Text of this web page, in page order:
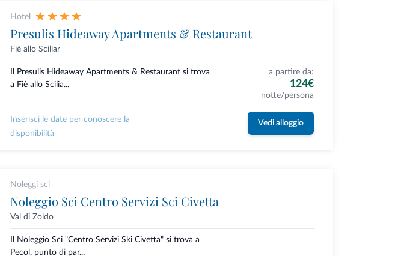
Hotel
Presulis Hideaway Apartments & Restaurant
Fiè allo Sciliar
Il Presulis Hideaway Apartments & Restaurant si trova
a Fiè allo Scilia...
a partire da:
124€
notte/persona
Inserisci le date per conoscere la
disponibilità
Vedi alloggio
Noleggi sci
Noleggio Sci Centro Servizi Sci Civetta
Val di Zoldo
Il Noleggio Sci "Centro Servizi Ski Civetta" si trova a
Pecol, punto di par...